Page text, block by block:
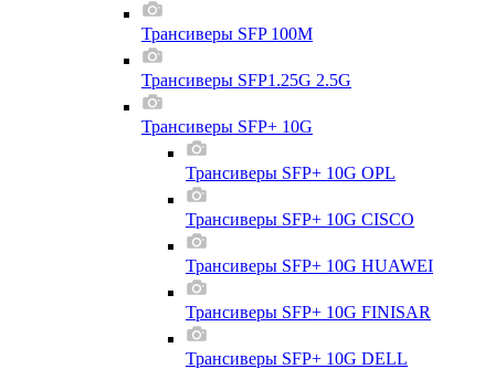
Трансиверы SFP 100M
Трансиверы SFP1.25G 2.5G
Трансиверы SFP+ 10G
Трансиверы SFP+ 10G OPL
Трансиверы SFP+ 10G CISCO
Трансиверы SFP+ 10G HUAWEI
Трансиверы SFP+ 10G FINISAR
Трансиверы SFP+ 10G DELL